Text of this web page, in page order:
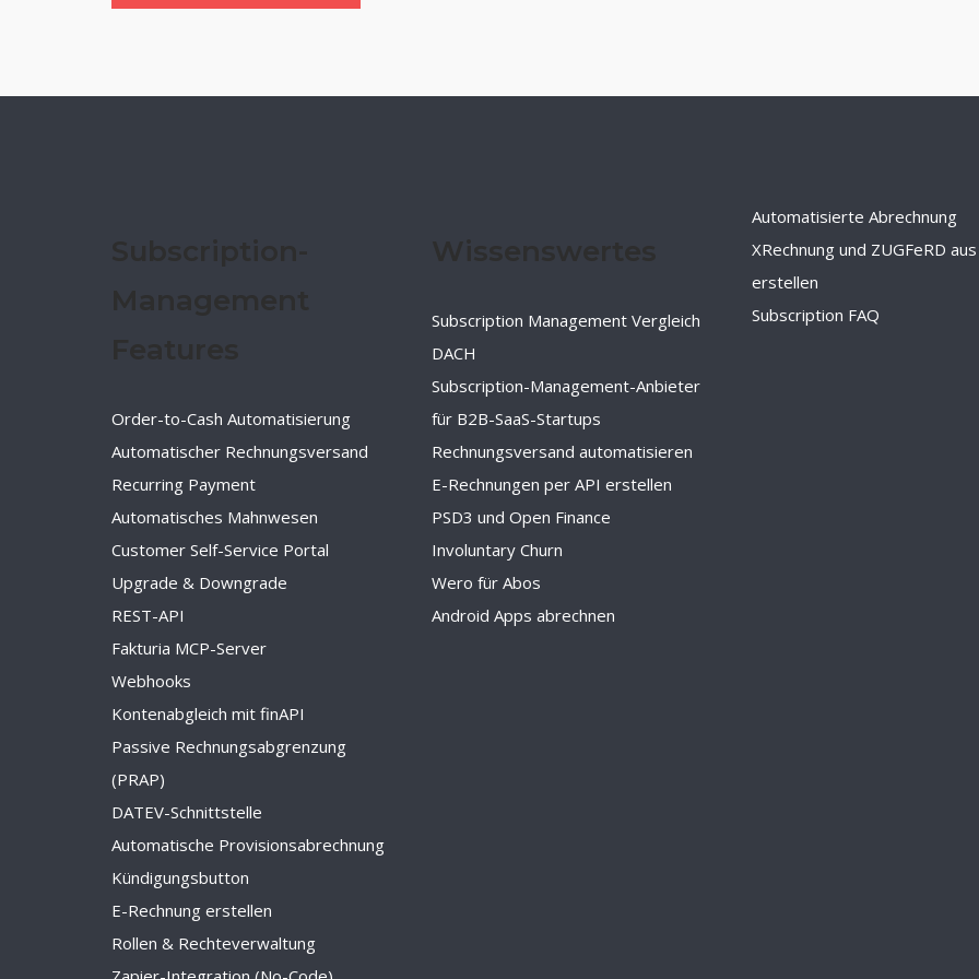
Order-to-Cash Automatisierung
Automatischer Rechnungsversand
Recurring Payment
Automatisches Mahnwesen
Customer Self-Service Portal
Upgrade & Downgrade
REST-API
Fakturia MCP-Server
Webhooks
Kontenabgleich mit finAPI
Passive Rechnungsabgrenzung
(PRAP)
DATEV-Schnittstelle
Automatische Provisionsabrechnung
Kündigungsbutton
E-Rechnung erstellen
Rollen & Rechteverwaltung
Subscription Management Vergleich
DACH
Subscription-Management-Anbieter
für B2B-SaaS-Startups
Rechnungsversand automatisieren
E-Rechnungen per API erstellen
PSD3 und Open Finance
Involuntary Churn
Wero für Abos
Android Apps abrechnen
Automatisierte Abrechnung
XRechnung und ZUGFeRD
erstellen
Subscription FAQ